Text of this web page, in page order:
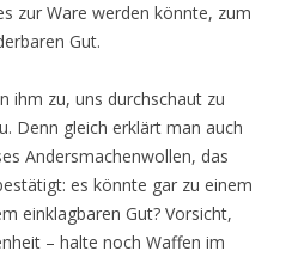
zur Ware werden könnte, zum
Gut.
ihm zu, uns durchschaut zu
Denn gleich erklärt man auch
Andersmachenwollen, das
es könnte gar zu einem
einklagbaren Gut? Vorsicht,
– halte noch Waffen im